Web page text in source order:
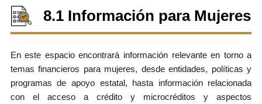
8.1 Información para Mujeres
En este espacio encontrará información relevante en torno a
temas financieros para mujeres, desde entidades, políticas y
programas de apoyo estatal, hasta información relacionada
con el acceso a crédito y microcréditos y aspectos